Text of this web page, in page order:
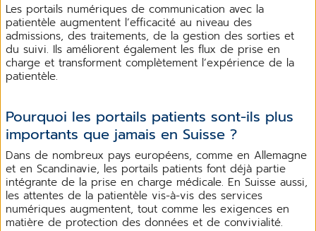
Les portails numériques de communication avec la
patientèle augmentent l’efficacité au niveau des
admissions, des traitements, de la gestion des sorties et
du suivi. Ils améliorent également les flux de prise en
charge et transforment complètement l’expérience de la
patientèle.
Pourquoi les portails patients sont-ils plus
importants que jamais en Suisse ?
Dans de nombreux pays européens, comme en Allemagne
et en Scandinavie, les portails patients font déjà partie
intégrante de la prise en charge médicale. En Suisse aussi,
les attentes de la patientèle vis-à-vis des services
numériques augmentent, tout comme les exigences en
matière de protection des données et de convivialité.